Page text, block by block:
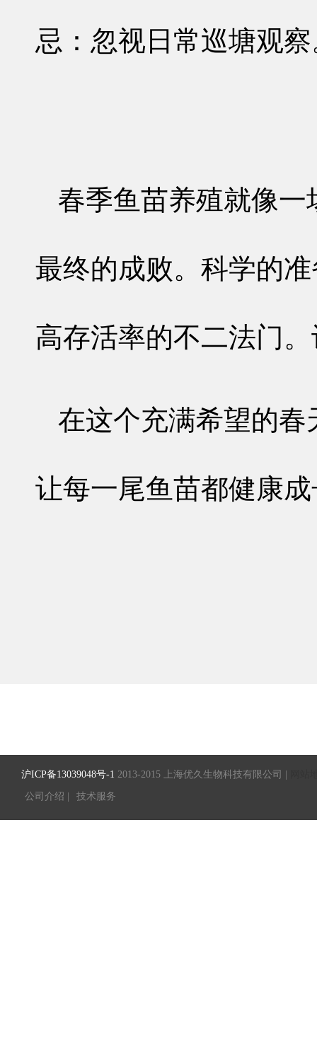
忌：忽视日常巡塘观
春季鱼苗养殖就像
最终的成败。科学的
高存活率的不二法门
在这个充满希望的
让每一尾鱼苗都健康
沪ICP备13039048号-1 2013-2015 上海优久生物科技有限公司 |
公司介绍 | 技术服务